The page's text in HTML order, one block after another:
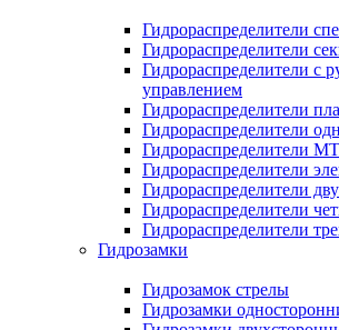
Гидрораспределители
Гидрораспределители
Гидрораспределители с
управлением
Гидрораспределители
Гидрораспределители
Гидрораспределители
Гидрораспределители
Гидрораспределители
Гидрораспределители
Гидрораспределители
Гидрозамки
Гидрозамок стрелы
Гидрозамки